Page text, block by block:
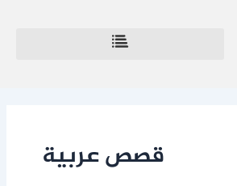
قصص عربية